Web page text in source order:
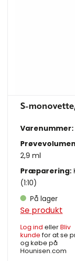
S-
Varenummer:
2,9 ml
Præparering:
(1:10)
På lager
Se produkt
Log ind ellerBliv
kundefor at se
og købe på
Hounisen.com